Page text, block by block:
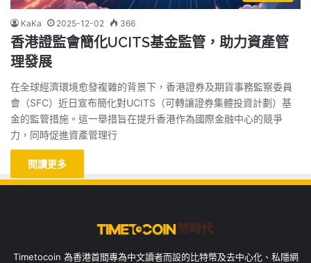
KaKa 2025-12-02 366
香港證監會簡化UCITS基金監管，助力資產管
理發展
在全球經濟環境愈發複雜的背景下，香港證券及期貨事務監察委員
會（SFC）近日宣布簡化對UCITS（可轉讓證券集體投資計劃）基
金的監管措施。這一舉措旨在提升香港作為國際金融中心的競爭
力，同時促進資產管理行
閱讀更多
Timetocoin 為香港首間專為中文讀者而設的比特幣及去中心化、私隱網